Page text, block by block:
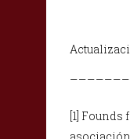
[1] Founds